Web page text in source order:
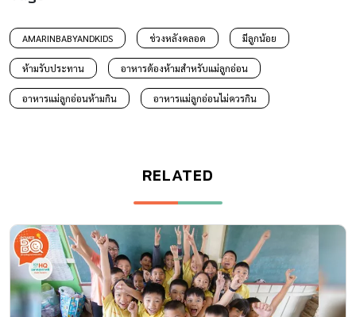
AMARINBABYANDKIDS ช่วงหลังคลอด มีลูกน้อย
ห้ามรับประทาน อาหารต้องห้ามสำหรับแม่ลูกอ่อน
อาหารแม่ลูกอ่อนห้ามกิน อาหารแม่ลูกอ่อนไม่ควรกิน
RELATED